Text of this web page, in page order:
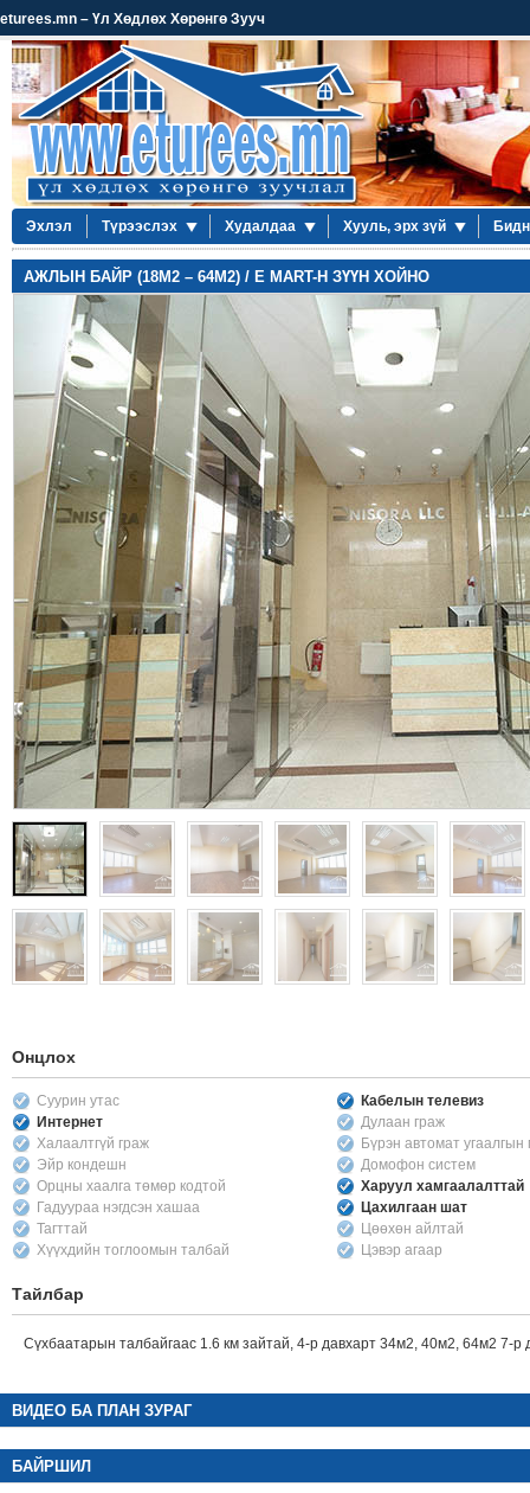
eturees.mn – Үл Хөдлөх Хөрөнгө Зууч
Эхлэл Түрээслэх Худалдаа Хууль, эрх зүй
АЖЛЫН БАЙР (18М2 – 64М2) / E MART-Н ЗҮҮН ХОЙНО
Онцлох
Суурин утас
Кабелын телевиз
Интернет
Дулаан граж
Халаалтгүй граж
Бүрэн автомат
Эйр кондешн
Домофон систем
Орцны хаалга төмөр кодтой
Харуул хамгаалалттай
Гадуураа нэгдсэн хашаа
Цахилгаан шат
Тагттай
Цөөхөн айлтай
Хүүхдийн тоглоомын талбай
Цэвэр агаар
Тайлбар
Сүхбаатарын талбайгаас 1.6 км зайтай, 4-р давхарт 34м2, 40м2, 64м2 7-р
ВИДЕО БА ПЛАН ЗУРАГ
БАЙРШИЛ